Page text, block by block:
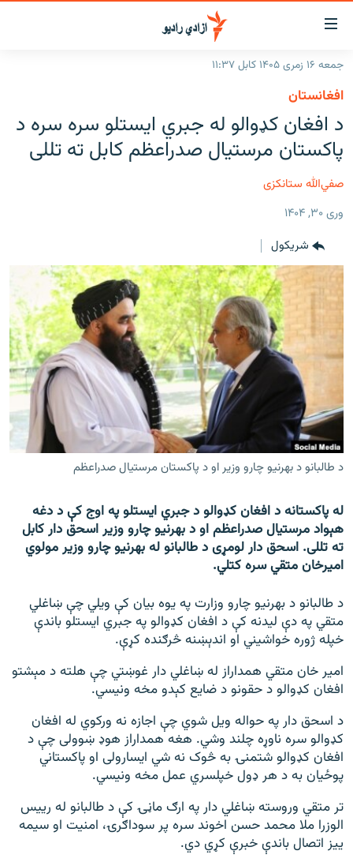
د
لاسرسۍ
وړ
لېنکونه
متن
ته
ورتلل
اصلي
ته
لټون
پاڼې
ته
مراجعه
راپورونه
افغانستان
منځنی ختیځ
خبرونه
نړۍ
د خپرونو جدول
مرکې
اونیزې خپرونې
انځوریزه برخه
ورزش
د کډوالۍ بحران
'کووېډ-۱۹'
اړیکه
دري پاڼه
Azadi English
راسره ملګري شئ
د ازادې اروپا/ ازادي راډيو ټولې پاڼې
جمعه ۱۶ زمری ۱۴۰۵ کابل ۱۱:۳۷
افغانستان
د افغان کډوالو له جبري ایستلو سره سره د
پاکستان مرستیال صدراعظم کابل ته تللی
صفي‌الله ستانکزی
وری ۳۰, ۱۴۰۴
شريکول
د طالبانو د بهرنیو چارو وزیر او د پاکستان مرستیال صدراعظم
له پاکستانه د افغان کډوالو د جبري ایستلو په اوج کې د دغه
هېواد مرستیال صدراعظم او د بهرنیو چارو وزیر اسحق دار کابل
ته تللی. اسحق دار لومړی د طالبانو له بهرنیو چارو وزیر مولوي
امیرخان متقي سره کتلي.
د طالبانو د بهرنیو چارو وزارت په یوه بیان کې ویلي چې ښاغلي
متقي په دې لیدنه کې د افغان کډوالو په جبري ایستلو باندې
خپله ژوره خواشیني او اندېښنه څرګنده کړې.
امیر خان متقي همداراز له ښاغلي دار غوښتي چې هلته د مېشتو
افغان کډوالو د حقونو د ضایع کېدو مخه ونیسي.
د اسحق دار په حواله ویل شوي چې اجازه نه ورکوي له افغان
کډوالو سره ناوړه چلند وشي. هغه همداراز هوډ ښوولی چې د
افغان کډوالو شتمنۍ به څوک نه شي ایسارولی او پاکستاني
پوځیان به د هر ډول خپلسري عمل مخه ونیسي.
تر متقي وروسته ښاغلي دار په ارګ ماڼۍ کې د طالبانو له رییس
الوزرا ملا محمد حسن اخوند سره پر سوداګرۍ، امنیت او سیمه
ییز اتصال باندې خبرې کړي دي.